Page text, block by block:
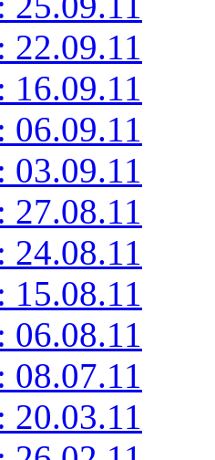
22.09.11
16.09.11
06.09.11
03.09.11
27.08.11
24.08.11
15.08.11
06.08.11
08.07.11
20.03.11